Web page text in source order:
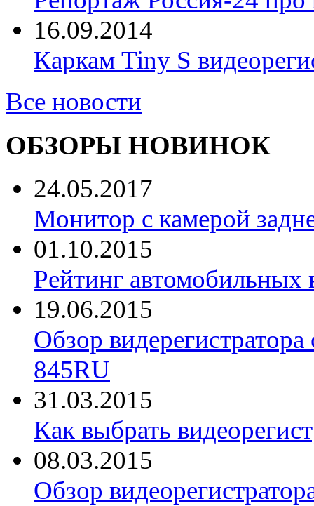
16.09.2014
Каркам Tiny S
Все новости
ОБЗОРЫ НОВИНОК
24.05.2017
Монитор с камерой
01.10.2015
Рейтинг автомобильных
19.06.2015
Обзор
845RU
31.03.2015
Как выбрать
08.03.2015
Обзор